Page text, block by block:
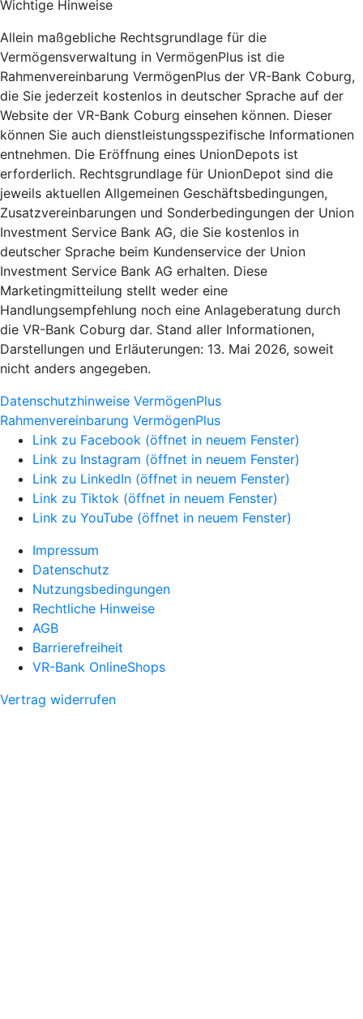
Wichtige Hinweise
Allein maßgebliche Rechtsgrundlage für die
Vermögensverwaltung in VermögenPlus ist die
Rahmenvereinbarung VermögenPlus der VR-Bank Coburg,
die Sie jederzeit kostenlos in deutscher Sprache auf der
Website der VR-Bank Coburg einsehen können. Dieser
können Sie auch dienstleistungsspezifische Informationen
entnehmen. Die Eröffnung eines UnionDepots ist
erforderlich. Rechtsgrundlage für UnionDepot sind die
jeweils aktuellen Allgemeinen Geschäftsbedingungen,
Zusatzvereinbarungen und Sonderbedingungen der Union
Investment Service Bank AG, die Sie kostenlos in
deutscher Sprache beim Kundenservice der Union
Investment Service Bank AG erhalten. Diese
Marketingmitteilung stellt weder eine
Handlungsempfehlung noch eine Anlageberatung durch
die VR-Bank Coburg dar. Stand aller Informationen,
Darstellungen und Erläuterungen: 13. Mai 2026, soweit
nicht anders angegeben.
Datenschutzhinweise VermögenPlus
Rahmenvereinbarung VermögenPlus
Link zu Facebook (öffnet in neuem Fenster)
Link zu Instagram (öffnet in neuem Fenster)
Link zu LinkedIn (öffnet in neuem Fenster)
Link zu Tiktok (öffnet in neuem Fenster)
Link zu YouTube (öffnet in neuem Fenster)
Impressum
Datenschutz
Nutzungsbedingungen
Rechtliche Hinweise
AGB
Barrierefreiheit
VR-Bank OnlineShops
Vertrag widerrufen